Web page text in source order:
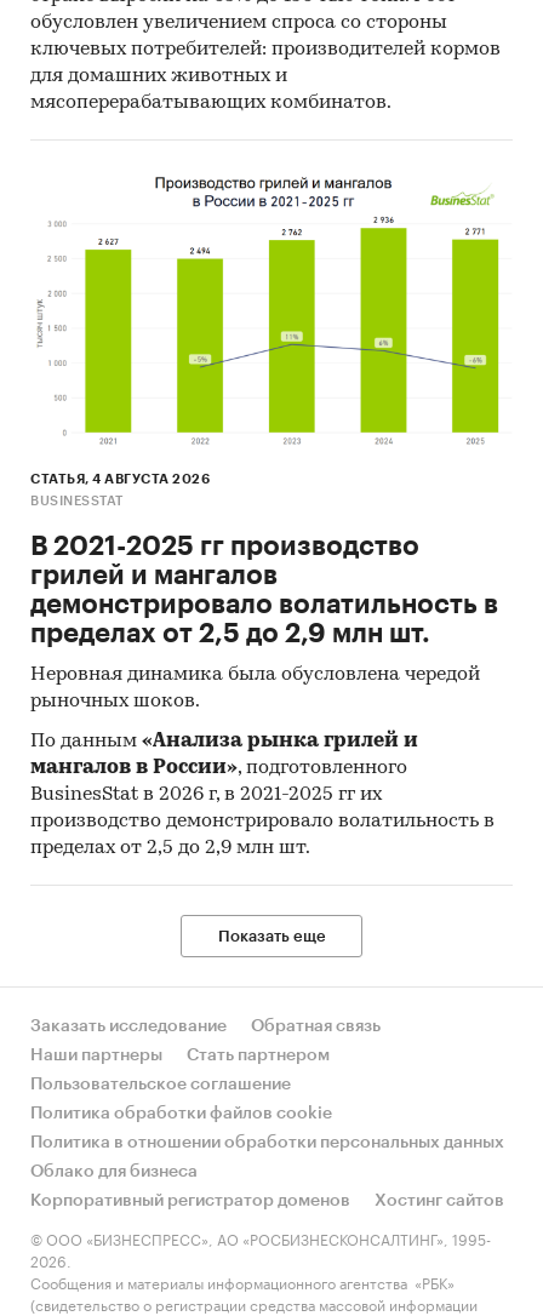
обусловлен увеличением спроса со стороны
ключевых потребителей: производителей кормов
для домашних животных и
мясоперерабатывающих комбинатов.
СТАТЬЯ, 4 АВГУСТА 2026
BUSINESSTAT
В 2021-2025 гг производство
грилей и мангалов
демонстрировало волатильность в
пределах от 2,5 до 2,9 млн шт.
Неровная динамика была обусловлена чередой
рыночных шоков.
По данным «Анализа рынка грилей и
мангалов в России», подготовленного
BusinesStat в 2026 г, в 2021-2025 гг их
производство демонстрировало волатильность в
пределах от 2,5 до 2,9 млн шт.
Показать еще
Заказать исследование
Обратная связь
Наши партнеры
Стать партнером
Пользовательское соглашение
Политика обработки файлов cookie
Политика в отношении обработки персональных данных
Облако для бизнеса
Корпоративный регистратор доменов
Хостинг сайтов
© ООО «БИЗНЕСПРЕСС», АО «РОСБИЗНЕСКОНСАЛТИНГ», 1995-
2026.
Сообщения и материалы информационного агентства «РБК»
(свидетельство о регистрации средства массовой информации